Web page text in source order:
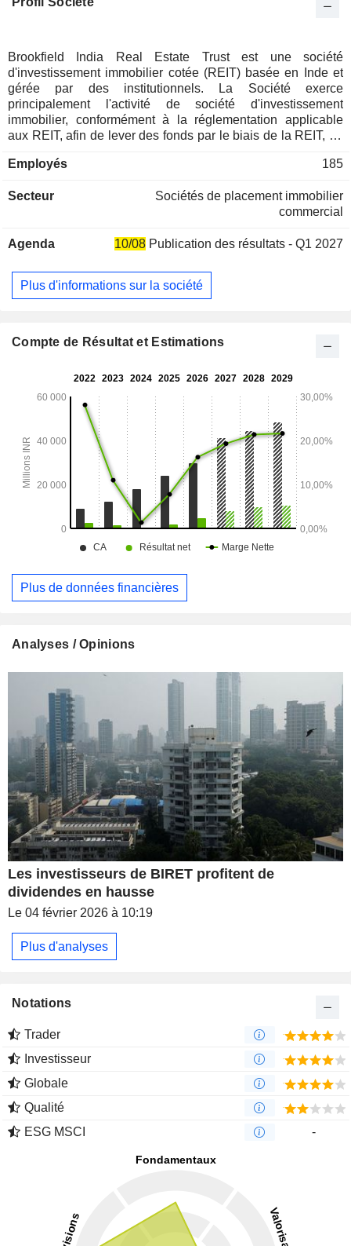
Brookfield India Real Estate Trust est une société
d'investissement immobilier cotée (REIT) basée en Inde et
gérée par des institutionnels. La Société exerce
principalement l'activité de société d'investissement
immobilier, conformément à la réglementation applicable
aux REIT, afin de lever des fonds par le biais de la REIT, de
réglementation et à la stratégie d'investissement, et de
compris les questions connexes et accessoires. Son
portefeuille comprend plus de 29,0 millions de pieds carrés
en exploitation, 0,6 MSF de surface en construction et 3,9
société comprennent Downtown Powai, Candor TechSpace,
Secteur 48, Candor TechSpace, Secteur 21, Candor
l’Inde. Brookprop Management Services Private Limited agit
Employés 185
Secteur
Sociétés de placement immobilier
commercial
Agenda 10/08 Publication des résultats - Q1 2027
Plus d'informations sur la société
Compte de Résultat et Estimations
Plus de données financières
Analyses / Opinions
Les investisseurs de BIRET profitent de
dividendes en hausse
Le 04 février 2026 à 10:19
Plus d'analyses
Notations
Trader
Investisseur
Globale
Qualité
ESG MSCI
-